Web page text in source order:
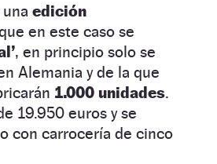
edición
en este caso se
, en principio solo se
Alemania y de la que
1.000 unidades.
19.950 euros y se
con carrocería de cinco